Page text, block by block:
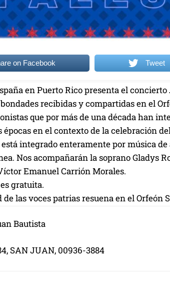
on Facebook Tweet
en Puerto Rico presenta el concierto
recibidas y compartidas en el
que por más de una década han
épocas en el contexto de la celebración
integrado enteramente por música
Nos acompañarán la soprano Gladys
Emanuel Carrión Morales.
gratuita.
las voces patrias resuena en el Orfeón
Bautista
SAN JUAN, 00936-3884